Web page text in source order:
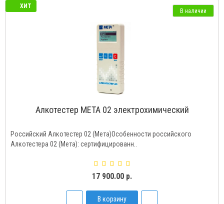
ХИТ
В наличии
Алкотестер МЕТА 02 электрохимический
Российский Алкотестер 02 (Мета)Особенности российского
Алкотестера 02 (Мета): сертифицированн..
17 900.00 р.
В корзину